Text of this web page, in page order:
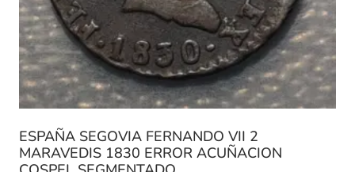
ESPAÑA SEGOVIA FERNANDO VII 2
MARAVEDIS 1830 ERROR ACUÑACION